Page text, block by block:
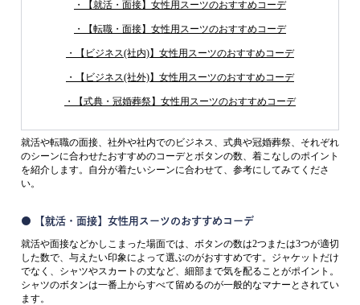
・【就活・面接】女性用スーツのおすすめコーデ
・【転職・面接】女性用スーツのおすすめコーデ
・【ビジネス(社内)】女性用スーツのおすすめコーデ
・【ビジネス(社外)】女性用スーツのおすすめコーデ
・【式典・冠婚葬祭】女性用スーツのおすすめコーデ
就活や転職の面接、社外や社内でのビジネス、式典や冠婚葬祭、それぞれ
のシーンに合わせたおすすめのコーデとボタンの数、着こなしのポイント
を紹介します。自分が着たいシーンに合わせて、参考にしてみてくださ
い。
● 【就活・面接】女性用スーツのおすすめコーデ
就活や面接などかしこまった場面では、ボタンの数は2つまたは3つが適切
した数で、与えたい印象によって選ぶのがおすすめです。ジャケットだけ
でなく、シャツやスカートの丈など、細部まで気を配ることがポイント。
シャツのボタンは一番上からすべて留めるのが一般的なマナーとされてい
ます。